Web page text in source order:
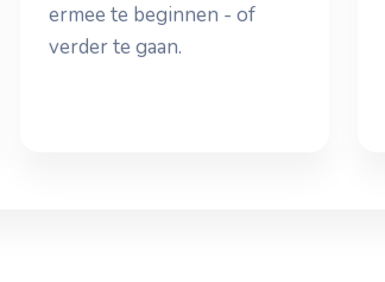
ermee te beginnen - of
verder te gaan.